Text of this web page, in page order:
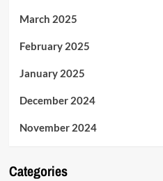
March 2025
February 2025
January 2025
December 2024
November 2024
Categories